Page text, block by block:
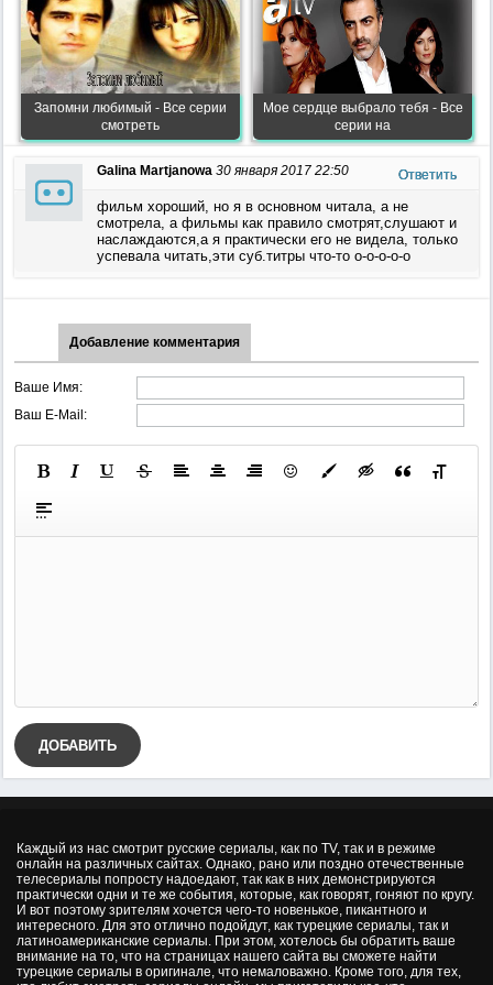
Запомни любимый - Все серии
смотреть
Мое сердце выбрало тебя - Все
серии на
Galina Martjanowa 30 января 2017 22:50 Ответить
фильм хороший, но я в основном читала, а не
смотрела, а фильмы как правило смотрят,слушают и
наслаждаются,а я практически его не видела, только
успевала читать,эти суб.титры что-то о-о-о-о-о
Добавление комментария
Ваше Имя:
Ваш E-Mail:
ДОБАВИТЬ
Каждый из нас смотрит русские сериалы, как по TV, так и в режиме
онлайн на различных сайтах. Однако, рано или поздно отечественные
телесериалы попросту надоедают, так как в них демонстрируются
практически одни и те же события, которые, как говорят, гоняют по кругу.
И вот поэтому зрителям хочется чего-то новенькое, пикантного и
интересного. Для это отлично подойдут, как турецкие сериалы, так и
латиноамериканские сериалы. При этом, хотелось бы обратить ваше
внимание на то, что на страницах нашего сайта вы сможете найти
турецкие сериалы в оригинале, что немаловажно. Кроме того, для тех,